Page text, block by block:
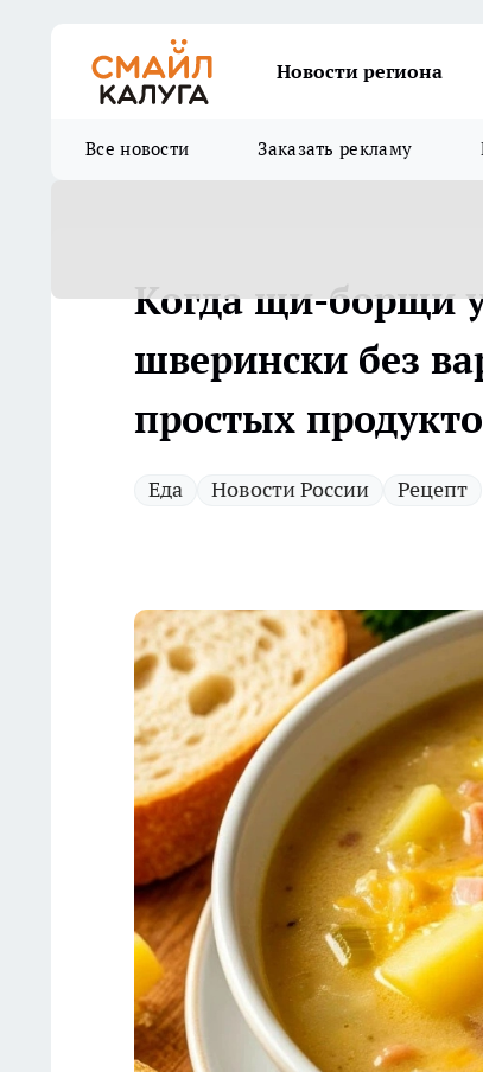
Новости региона
Все новости Заказать рекламу
Когда щи-борщи
шверински без
простых
Еда Новости России Рецепт